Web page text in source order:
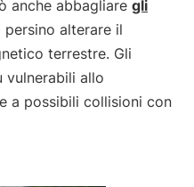
anche abbagliare gli
persino alterare il
terrestre. Gli
vulnerabili allo
a possibili collisioni con